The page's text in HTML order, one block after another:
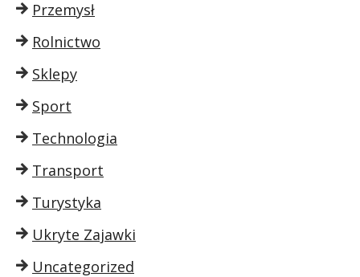
Przemysł
Rolnictwo
Sklepy
Sport
Technologia
Transport
Turystyka
Ukryte Zajawki
Uncategorized